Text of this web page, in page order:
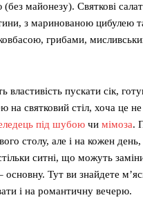
(без майонезу). Святкові
з маринованою цибулею
грибами,
властивість пускати сік,
на святковий стіл, хоча це не
під шубою чи мімоза.
столу, але і на кожен
ситні, що можуть
основну. Тут ви знайдете
і на романтичну вечерю.